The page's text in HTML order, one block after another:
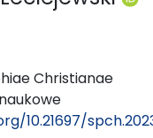
Christianae
10.21697/